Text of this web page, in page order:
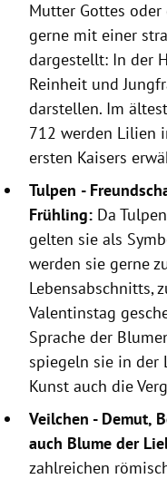
Mutter Gottes oder
gerne mit einer
dargestellt: In der
Reinheit und
darstellen. Im
712 werden Lilien
ersten Kaisers
Tulpen -
Frühling: Da
gelten sie als
werden sie gerne
Lebensabschnitts,
Valentinstag
Sprache der
spiegeln sie in der
Kunst auch die
Veilchen - Demut,
auch Blume der
zahlreichen